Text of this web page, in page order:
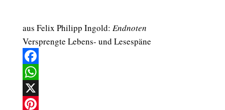
aus Felix Philipp Ingold: Endnoten
Versprengte Lebens- und Lesespäne
Facebook
WhatsApp
X